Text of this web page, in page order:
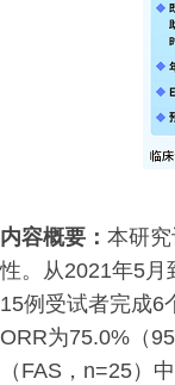
内容概要： 本研
性。从2021年5月
15例受试者完成6
ORR为75.0%（
（FAS，n=25）中